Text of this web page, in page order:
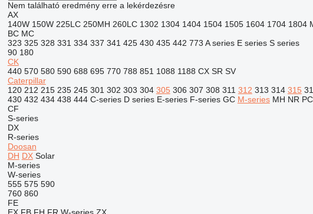
Nem található eredmény erre a lekérdezésre
AX
140W 150W 225LC 250MH 260LC 1302 1304 1404 1504 1505 1604 1704 1804
BC MC
323 325 328 331 334 337 341 425 430 435 442 773 A series E series S series
90 180
CK
440 570 580 590 688 695 770 788 851 1088 1188 CX SR SV
Caterpillar
120 212 215 235 245 301 302 303 304 305 306 307 308 311 312 313 314 315
430 432 434 438 444 C-series D series E-series F-series GC M-series MH NR PC
CF
S-series
DX
R-series
Doosan
DH DX Solar
M-series
W-series
555 575 590
760 860
FE